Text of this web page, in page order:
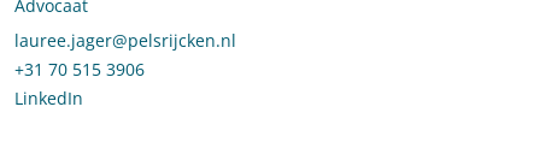
Advocaat
Stuur een e-mail naar Lauree Jager
lauree.jager@pelsrijcken.nl
Bel naar Lauree Jager
+31 70 515 3906
LinkedIn